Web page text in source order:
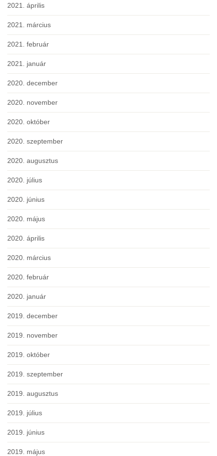
2021. április
2021. március
2021. február
2021. január
2020. december
2020. november
2020. október
2020. szeptember
2020. augusztus
2020. július
2020. június
2020. május
2020. április
2020. március
2020. február
2020. január
2019. december
2019. november
2019. október
2019. szeptember
2019. augusztus
2019. július
2019. június
2019. május